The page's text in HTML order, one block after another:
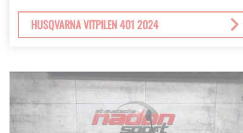
HUSQVARNA VITPILEN 401 2024